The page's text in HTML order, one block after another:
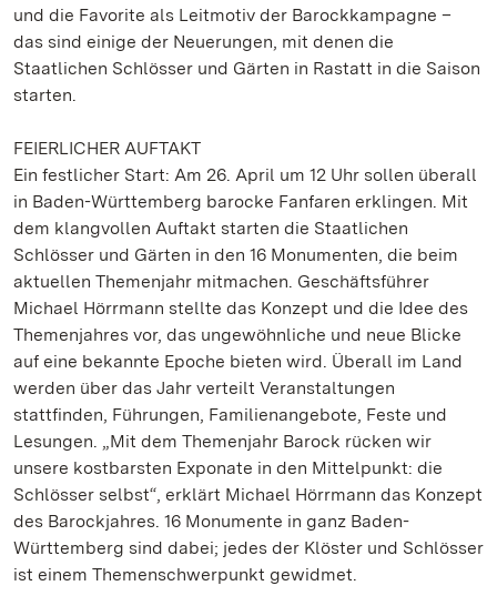
und die Favorite als Leitmotiv der Barockkampagne –
das sind einige der Neuerungen, mit denen die
Staatlichen Schlösser und Gärten in Rastatt in die Saison
starten.
FEIERLICHER AUFTAKT
Ein festlicher Start: Am 26. April um 12 Uhr sollen überall
in Baden-Württemberg barocke Fanfaren erklingen. Mit
dem klangvollen Auftakt starten die Staatlichen
Schlösser und Gärten in den 16 Monumenten, die beim
aktuellen Themenjahr mitmachen. Geschäftsführer
Michael Hörrmann stellte das Konzept und die Idee des
Themenjahres vor, das ungewöhnliche und neue Blicke
auf eine bekannte Epoche bieten wird. Überall im Land
werden über das Jahr verteilt Veranstaltungen
stattfinden, Führungen, Familienangebote, Feste und
Lesungen. „Mit dem Themenjahr Barock rücken wir
unsere kostbarsten Exponate in den Mittelpunkt: die
Schlösser selbst“, erklärt Michael Hörrmann das Konzept
des Barockjahres. 16 Monumente in ganz Baden-
Württemberg sind dabei; jedes der Klöster und Schlösser
ist einem Themenschwerpunkt gewidmet.